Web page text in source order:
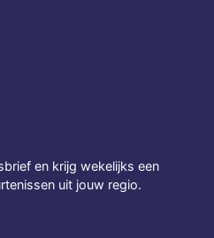
en krijg wekelijks een
uit jouw regio.